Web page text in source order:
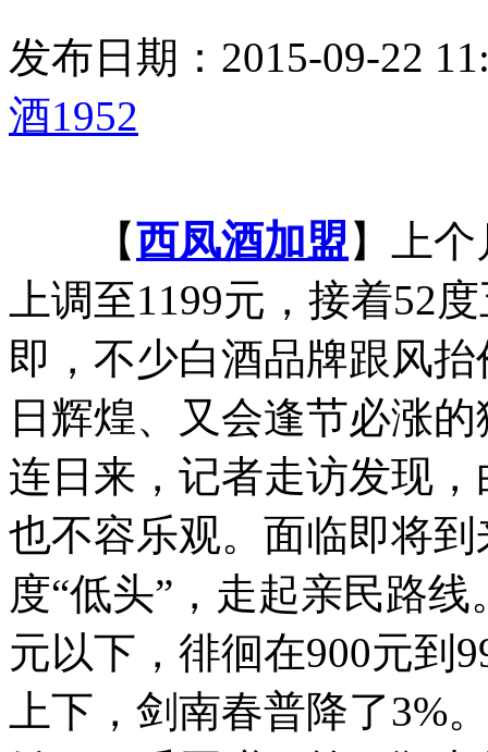
发布日期：2015-09-22
酒1952
【西凤酒加盟 】上
上调至1199元，接着52
即，不少白酒品牌跟风
日辉煌、又会逢节必涨
连日来，记者走访发现
也不容乐观。面临即将
度“低头”，走起亲民路
元以下，徘徊在900元到
上下，剑南春普降了3%